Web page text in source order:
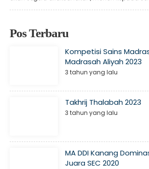
Pos Terbaru
Kompetisi Sains
Madrasah Aliyah 2023
3 tahun yang lalu
Takhrij Thalabah 2023
3 tahun yang lalu
MA DDI Kanang
Juara SEC 2020